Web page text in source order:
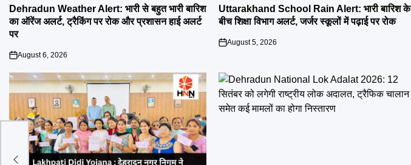
INDehradun Weather Alert: भारी से बहुत भारी बारिश
का ऑरेंज अलर्ट, ट्रैकिंग पर रोक और प्रशासन हाई अलर्ट
पर
on
August 6, 2026
IN
Uttarakhand School Rain Alert: भारी बारिश के
बीच शिक्षा विभाग अलर्ट, जर्जर स्कूलों में पढ़ाई पर रोक
on
August 5, 2026